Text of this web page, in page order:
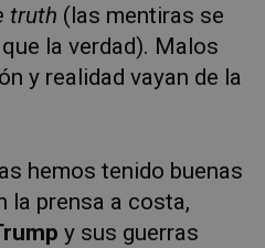
truth (las mentiras se
la verdad). Malos
y realidad vayan de la
hemos tenido buenas
la prensa a costa,
y sus guerras